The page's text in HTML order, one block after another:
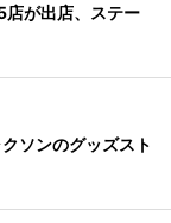
が出店、ステー
ソンのグッズスト